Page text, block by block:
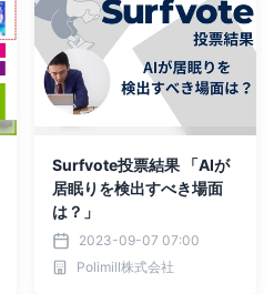
た。
Surfvote投票結果 「AIが
居眠りを検出すべき場面
は？」
2023-09-07 07:00
Polimill株式会社